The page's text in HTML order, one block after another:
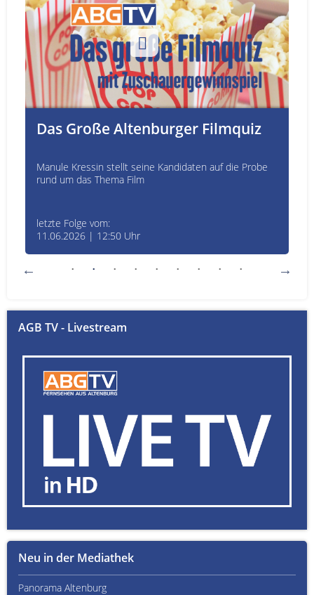
Das Große Altenburger Filmquiz
Manule Kressin stellt seine Kandidaten auf die Probe
rund um das Thema Film
letzte Folge vom:
11.06.2026 | 12:50 Uhr
AGB TV - Livestream
Neu in der Mediathek
Panorama Altenburg